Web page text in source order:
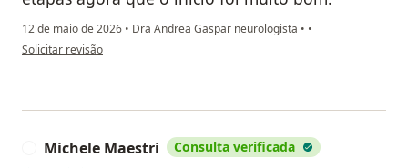
12 de maio de 2026 • Dra Andrea Gaspar neurologista • •
na opinião do utilizador Rafael Esquiçato
Solicitar revisão
Michele Maestri Consulta verificada